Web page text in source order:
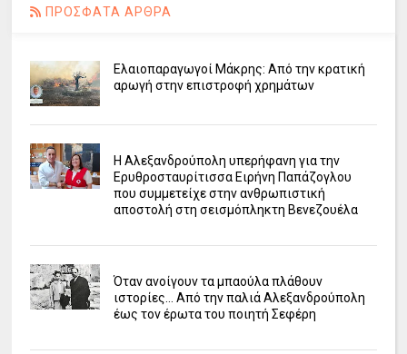
ΠΡΟΣΦΑΤΑ ΑΡΘΡΑ
Ελαιοπαραγωγοί Μάκρης: Από την κρατική
αρωγή στην επιστροφή χρημάτων
Η Αλεξανδρούπολη υπερήφανη για την
Ερυθροσταυρίτισσα Ειρήνη Παπάζογλου
που συμμετείχε στην ανθρωπιστική
αποστολή στη σεισμόπληκτη Βενεζουέλα
Όταν ανοίγουν τα μπαούλα πλάθουν
ιστορίες... Από την παλιά Αλεξανδρούπολη
έως τον έρωτα του ποιητή Σεφέρη